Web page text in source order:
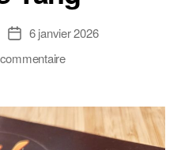
Date
l’article
6 janvier 2026
sur
principes
de